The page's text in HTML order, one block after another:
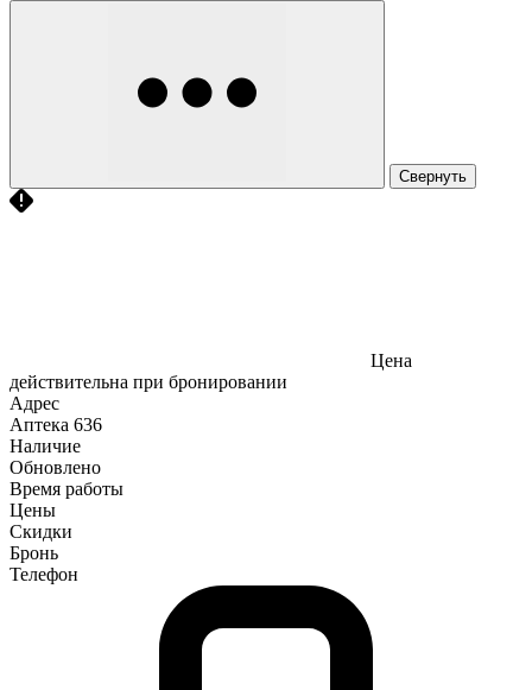
Свернуть
Цена
действительна при бронировании
Адрес
Аптека 636
Наличие
Обновлено
Время работы
Цены
Скидки
Бронь
Телефон